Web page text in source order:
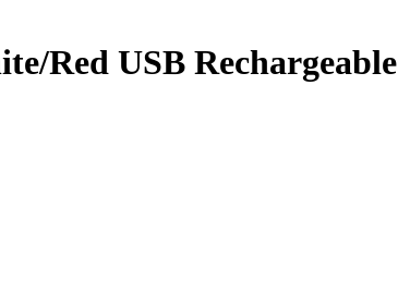
Red USB Rechargeable